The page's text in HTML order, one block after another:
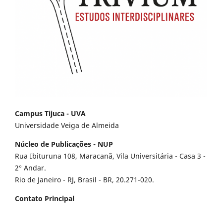
Campus Tijuca - UVA
Universidade Veiga de Almeida
Núcleo de Publicações - NUP
Rua Ibituruna 108, Maracanã, Vila Universitária - Casa 3 -
2° Andar.
Rio de Janeiro - RJ, Brasil - BR, 20.271-020.
Contato Principal